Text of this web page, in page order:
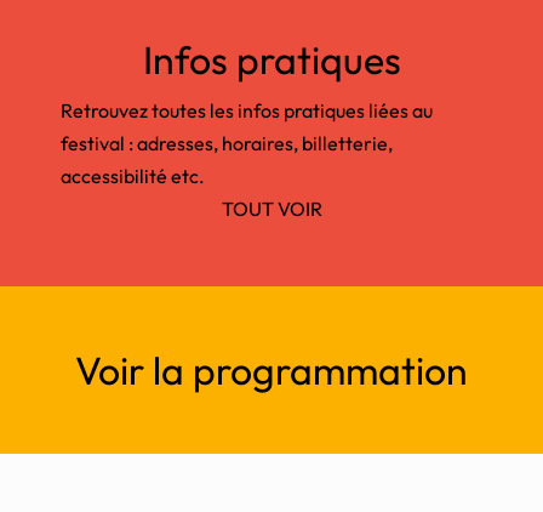
Infos pratiques
Retrouvez toutes les infos pratiques liées au
festival : adresses, horaires, billetterie,
accessibilité etc.
TOUT VOIR
Voir la programmation